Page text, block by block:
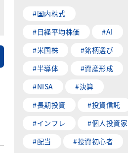
#国内株式
#日経平均株価
#AI
#米国株
#銘柄選び
#半導体
#資産形成
#NISA
#決算
#長期投資
#投資信託
#インフレ
#個人投資家
#配当
#投資初心者